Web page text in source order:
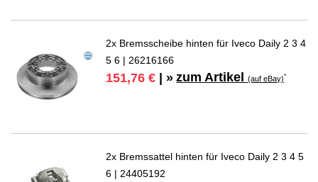
2x Bremsscheibe hinten für Iveco Daily 2 3 4
5 6 | 26216166
151,76 € | » zum Artikel(auf eBay)*
2x Bremssattel hinten für Iveco Daily 2 3 4 5
6 | 24405192